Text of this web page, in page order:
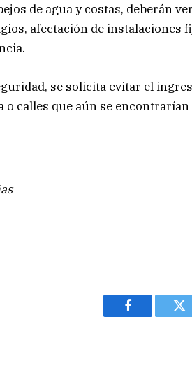
de agua y costas, deberán
afectación de instalaciones
se solicita evitar el
o calles que aún se
Facebook